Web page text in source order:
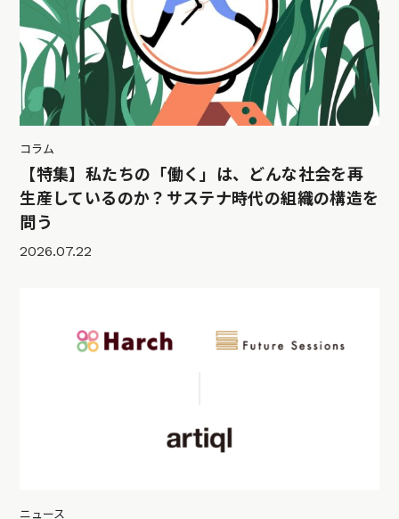
コラム
【特集】私たちの「働く」は、どんな社会を再
生産しているのか？サステナ時代の組織の構造を
問う
2026.07.22
ニュース